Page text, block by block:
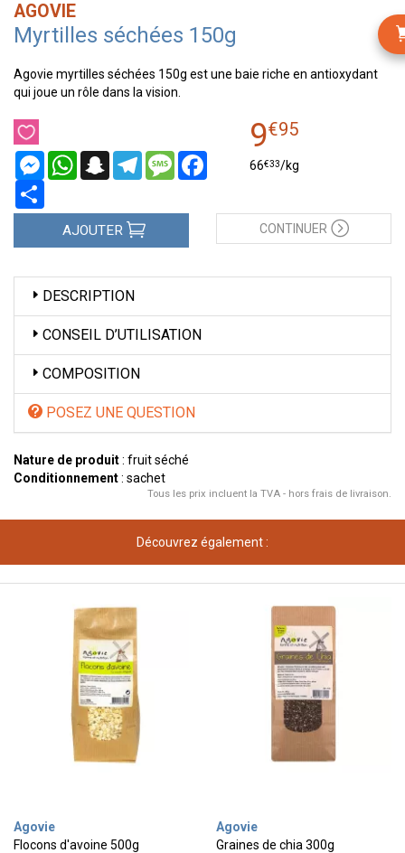
AGOVIE
Myrtilles séchées 150g
Agovie myrtilles séchées 150g est une baie riche en antioxydant
qui joue un rôle dans la vision.
MessengerWhatsAppSnapchatTelegramMessageFacebook
9€95
66€33/kg
AJOUTER CONTINUER
DESCRIPTION
CONSEIL D’UTILISATION
COMPOSITION
POSEZ UNE QUESTION
Nature de produit: fruit séché
Conditionnement: sachet
Tous les prix incluent la TVA - hors frais de livraison.
Découvrez également :
Agovie
Flocons d'avoine 500g
Agovie
Graines de chia 300g